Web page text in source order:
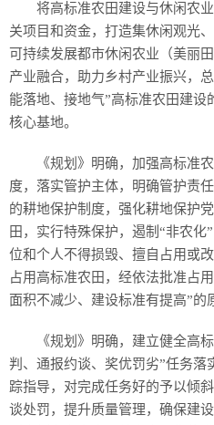
将高标准农田建设与休闲农
关项目和资金，打造集休闲观光
可持续发展都市休闲农业（美丽
产业融合，助力乡村产业振兴，
能落地、接地气”高标准农田建
核心基地。
《规划》明确，加强高标准
度，落实管护主体，明确管护责
的耕地保护制度，强化耕地保护
田，实行特殊保护，遏制“非农化
位和个人不得损毁、擅自占用或
占用高标准农田，经依法批准占
面积不减少、建设标准有提高”的
《规划》明确，建立健全高
判、通报约谈、奖优罚劣”任务落
踪指导，对完成任务好的予以倾
谈处罚，提升质量管理，确保建